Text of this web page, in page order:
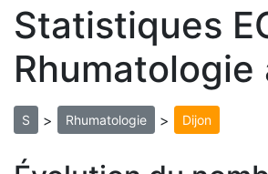
Statistiques
Rhumatologie
S > Rhumatologie > Dijon